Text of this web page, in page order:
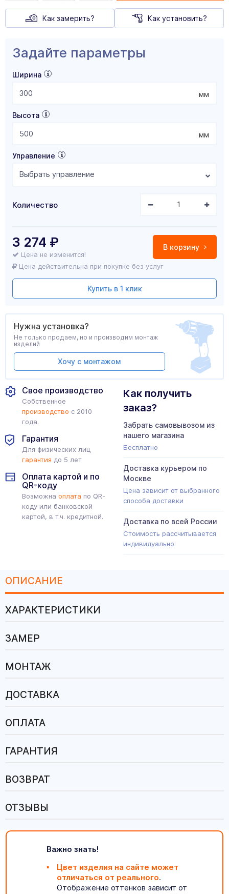
Как замерить? Как установить?
Задайте параметры
Ширина
мм
Высота
мм
Управление
Выбрать управление
Количество
В корзину
3 274 ₽
Цена не изменится!
Цена действительна при покупке без услуг
Купить в 1 клик
Свое производство
Собственное
производство с 2010
года.
Гарантия
Для физических лиц
гарантия до 5 лет
Оплата картой и по
QR-коду
Возможна оплата по QR-
коду или банковской
картой, в т.ч. кредитной.
Как получить
заказ?
Забрать самовывозом из
нашего магазина
Бесплатно
Доставка курьером по
Москве
Цена зависит от выбранного
способа доставки
Доставка по всей России
Стоимость рассчитывается
индивидуально
Нужна установка?
Не только продаем, но и производим монтаж
изделий
Хочу с монтажом
ОПИСАНИЕ
ХАРАКТЕРИСТИКИ
ЗАМЕР
МОНТАЖ
ДОСТАВКА
ОПЛАТА
ГАРАНТИЯ
ВОЗВРАТ
ОТЗЫВЫ
Важно знать!
Цвет изделия на сайте может
отличаться от реального.
Отображение оттенков зависит от